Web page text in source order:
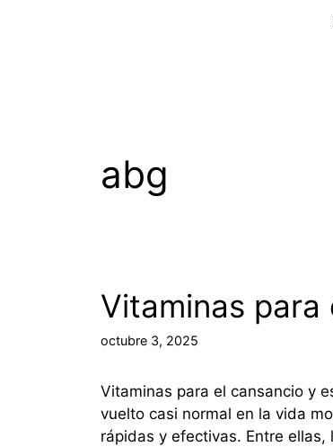
abg
Vitaminas
octubre 3, 2025
Vitaminas para el cansancio y
vuelto casi normal en la vida
rápidas y efectivas. Entre